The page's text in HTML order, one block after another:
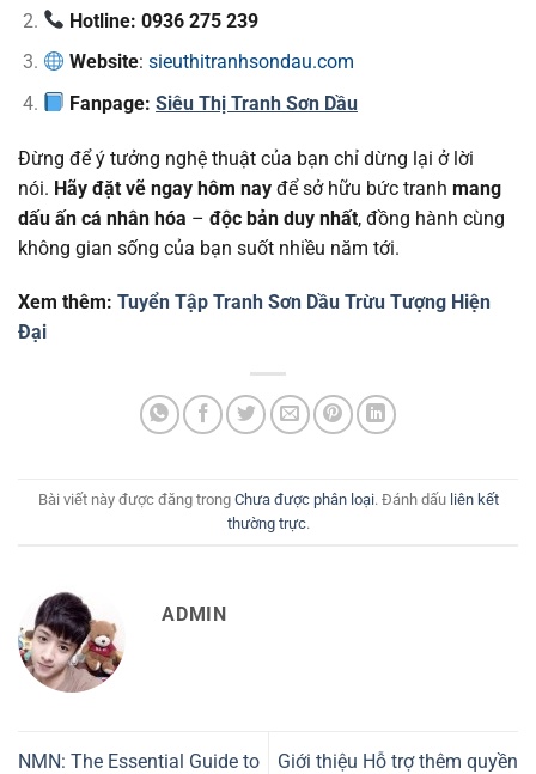
Hotline: 0936 275 239
Website:sieuthitranhsondau.com
Fanpage:Siêu Thị Tranh Sơn Dầu
Đừng để ý tưởng nghệ thuật của bạn chỉ dừng lại ở lời
nói. Hãy đặt vẽ ngay hôm nay để sở hữu bức tranh mang
dấu ấn cá nhân hóa – độc bản duy nhất, đồng hành cùng
không gian sống của bạn suốt nhiều năm tới.
Xem thêm: Tuyển Tập Tranh Sơn Dầu Trừu Tượng Hiện
Đại
Bài viết này được đăng trong Chưa được phân loại. Đánh dấu liên kết
thường trực.
ADMIN
NMN: The Essential Guide to
Giới thiệu Hỗ trợ thêm quyền